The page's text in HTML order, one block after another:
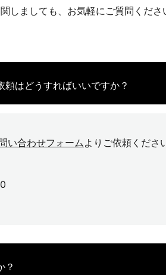
しましても、お気軽にご質問くださ
頼はどうすればいいですか？
い合わせフォームよりご依頼くださ
？